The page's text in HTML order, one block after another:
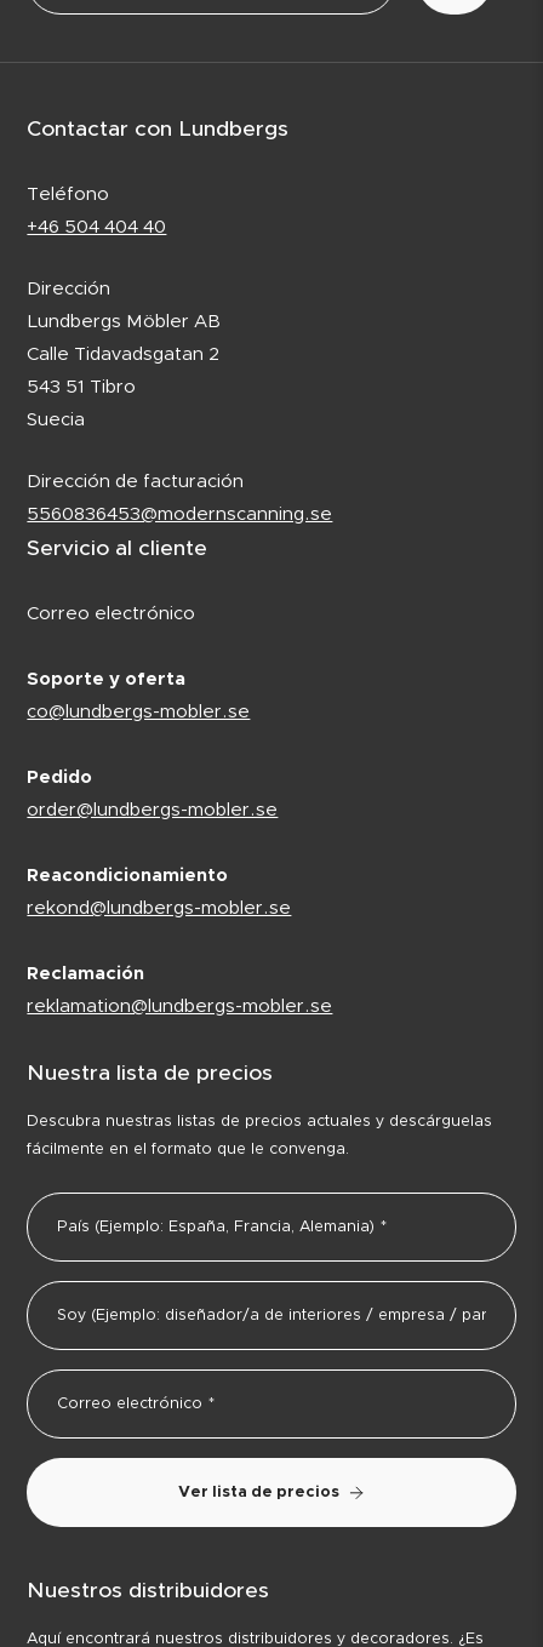
Contactar con Lundbergs
Teléfono
+46 504 404 40
Dirección
Lundbergs Möbler AB
Calle Tidavadsgatan 2
543 51 Tibro
Suecia
Dirección de facturación
5560836453@modernscanning.se
Servicio al cliente
Correo electrónico
Soporte y oferta
co@lundbergs-mobler.se
Pedido
order@lundbergs-mobler.se
Reacondicionamiento
rekond@lundbergs-mobler.se
Reclamación
reklamation@lundbergs-mobler.se
Nuestra lista de precios
Descubra nuestras listas de precios actuales y descárguelas
fácilmente en el formato que le convenga.
Ver lista de precios
Nuestros distribuidores
Aquí encontrará nuestros distribuidores y decoradores. ¿Es